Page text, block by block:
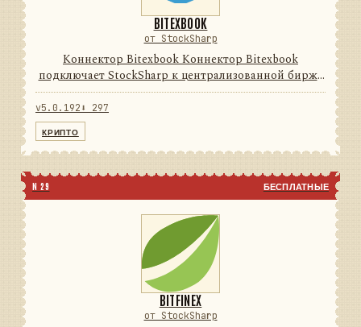
BITEXBOOK
от StockSharp
Коннектор Bitexbook Коннектор Bitexbook
подключает StockSharp к централизованной бирже
цифровых активов. Он переводит данные и
операции провайдера в единую модель сообщений
v5.0.192 ⬇ 297
КРИПТО
N 29 БЕСПЛАТНЫЕ
BITFINEX
от StockSharp